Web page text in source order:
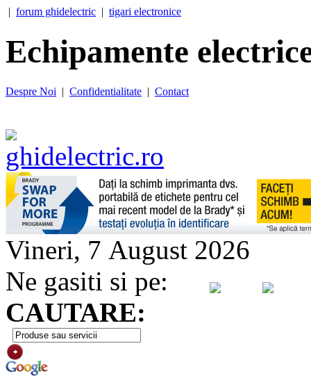
| forum ghidelectric | tigari electronice
Echipamente
Despre Noi | Confidentialitate | Contact
Vineri, 7 August 2026
Ne gasiti si pe:
CAUTARE: